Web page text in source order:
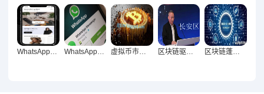
WhatsApp网页版，安全高效的跨国沟通新引擎 WhatsApp网页版开启团队多端资料共享高效协作新纪元 虚拟币市场活跃背后，数字金融时代的狂热与理性解码 区块链驱动创新革命，重构信任 赋能未来 区块链蓬勃发展，技术革新、应用拓展与生态重构